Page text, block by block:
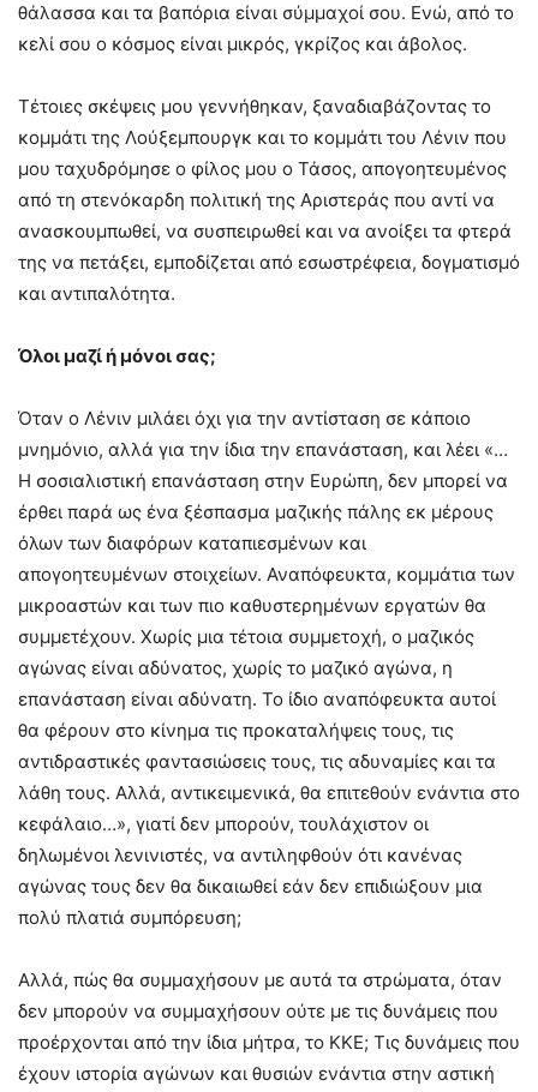
θάλασσα και τα βαπόρια είναι σύμμαχοί σου. Ενώ, από το
κελί σου ο κόσμος είναι μικρός, γκρίζος και άβολος.
Τέτοιες σκέψεις μου γεννήθηκαν, ξαναδιαβάζοντας το
κομμάτι της Λούξεμπουργκ και το κομμάτι του Λένιν που
μου ταχυδρόμησε ο φίλος μου ο Τάσος, απογοητευμένος
από τη στενόκαρδη πολιτική της Αριστεράς που αντί να
ανασκουμπωθεί, να συσπειρωθεί και να ανοίξει τα φτερά
της να πετάξει, εμποδίζεται από εσωστρέφεια, δογματισμό
και αντιπαλότητα.
Όλοι μαζί ή μόνοι σας;
Όταν ο Λένιν μιλάει όχι για την αντίσταση σε κάποιο
μνημόνιο, αλλά για την ίδια την επανάσταση, και λέει «…
Η σοσιαλιστική επανάσταση στην Ευρώπη, δεν μπορεί να
έρθει παρά ως ένα ξέσπασμα μαζικής πάλης εκ μέρους
όλων των διαφόρων καταπιεσμένων και
απογοητευμένων στοιχείων. Αναπόφευκτα, κομμάτια των
μικροαστών και των πιο καθυστερημένων εργατών θα
συμμετέχουν. Χωρίς μια τέτοια συμμετοχή, ο μαζικός
αγώνας είναι αδύνατος, χωρίς το μαζικό αγώνα, η
επανάσταση είναι αδύνατη. Το ίδιο αναπόφευκτα αυτοί
θα φέρουν στο κίνημα τις προκαταλήψεις τους, τις
αντιδραστικές φαντασιώσεις τους, τις αδυναμίες και τα
λάθη τους. Αλλά, αντικειμενικά, θα επιτεθούν ενάντια στο
κεφάλαιο…», γιατί δεν μπορούν, τουλάχιστον οι
δηλωμένοι λενινιστές, να αντιληφθούν ότι κανένας
αγώνας τους δεν θα δικαιωθεί εάν δεν επιδιώξουν μια
πολύ πλατιά συμπόρευση;
Αλλά, πώς θα συμμαχήσουν με αυτά τα στρώματα, όταν
δεν μπορούν να συμμαχήσουν ούτε με τις δυνάμεις που
προέρχονται από την ίδια μήτρα, το ΚΚΕ; Τις δυνάμεις που
έχουν ιστορία αγώνων και θυσιών ενάντια στην αστική